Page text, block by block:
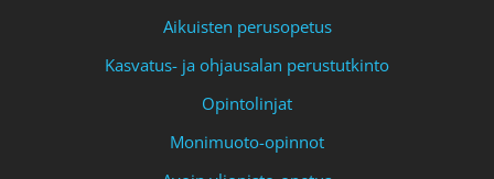
Aikuisten perusopetus
Kasvatus- ja ohjausalan perustutkinto
Opintolinjat
Monimuoto-opinnot